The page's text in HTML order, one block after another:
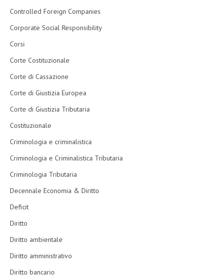
Controlled Foreign Companies
Corporate Social Responsibility
Corsi
Corte Costituzionale
Corte di Cassazione
Corte di Giustizia Europea
Corte di Giustizia Tributaria
Costituzionale
Criminologia e criminalistica
Criminologia e Criminalistica Tributaria
Criminologia Tributaria
Decennale Economia & Diritto
Deficit
Diritto
Diritto ambientale
Diritto amministrativo
Diritto bancario